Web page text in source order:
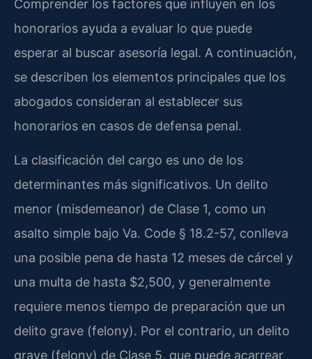
Comprender los factores que influyen en los
honorarios ayuda a evaluar lo que puede
esperar al buscar asesoría legal. A continuación,
se describen los elementos principales que los
abogados consideran al establecer sus
honorarios en casos de defensa penal.
La clasificación del cargo es uno de los
determinantes más significativos. Un delito
menor (misdemeanor) de Clase 1, como un
asalto simple bajo Va. Code § 18.2-57, conlleva
una posible pena de hasta 12 meses de cárcel y
una multa de hasta $2,500, y generalmente
requiere menos tiempo de preparación que un
delito grave (felony). Por el contrario, un delito
grave (felony) de Clase 5, que puede acarrear